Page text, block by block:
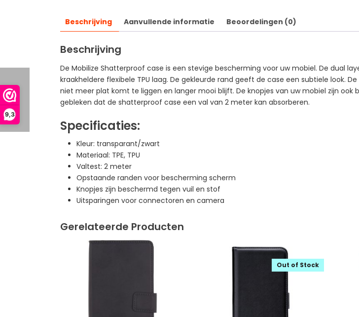
9,3
Beschrijving Aanvullende informatie Beoordelingen (0)
Beschrijving
De Mobilize Shatterproof case is een stevige bescherming voor uw mobiel. De dual
kraakheldere flexibele TPU laag. De gekleurde rand geeft de case een subtiele look.
niet meer plat komt te liggen en langer mooi blijft. De knopjes van uw mobiel zijn ook
gebleken dat de shatterproof case een val van 2 meter kan absorberen.
Specificaties:
Kleur: transparant/zwart
Materiaal: TPE, TPU
Valtest: 2 meter
Opstaande randen voor bescherming scherm
Knopjes zijn beschermd tegen vuil en stof
Uitsparingen voor connectoren en camera
Gerelateerde Producten
Out of Stock